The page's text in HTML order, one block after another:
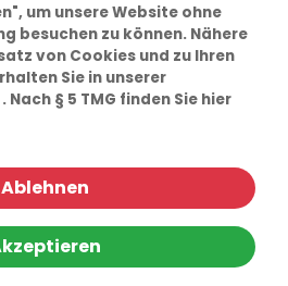
um unsere Website ohne
besuchen zu können. Nähere
von Cookies und zu Ihren
Sie in unserer
. Nach § 5 TMG finden Sie hier
Ablehnen